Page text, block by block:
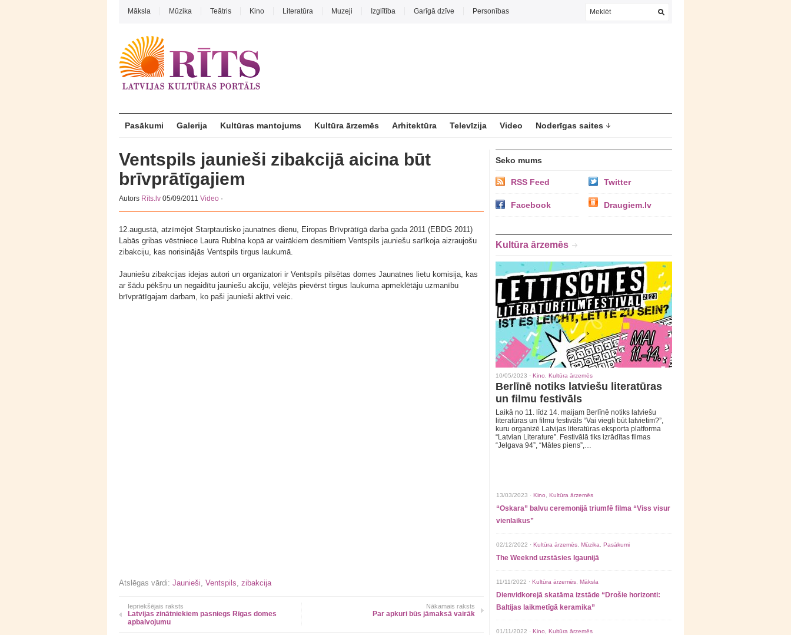
Māksla Mūzika Teātris Kino Literatūra Muzeji Izglītība Garīgā dzīve Personības
Pasākumi Galerija Kultūras mantojums Kultūra ārzemēs Arhitektūra Televīzija Video Noderīgas saites
Ventspils jaunieši zibakcijā aicina būt
brīvprātīgajiem
Autors Rīts.lv 05/09/2011 Video ·
12.augustā, atzīmējot Starptautisko jaunatnes dienu, Eiropas Brīvprātīgā darba gada 2011 (EBDG 2011)
Labās gribas vēstniece Laura Rubīna kopā ar vairākiem desmitiem Ventspils jauniešu sarīkoja aizraujošu
zibakciju, kas norisinājās Ventspils tirgus laukumā.
Jauniešu zibakcijas idejas autori un organizatori ir Ventspils pilsētas domes Jaunatnes lietu komisija, kas
ar šādu pēkšņu un negaidītu jauniešu akciju, vēlējās pievērst tirgus laukuma apmeklētāju uzmanību
brīvprātīgajam darbam, ko paši jaunieši aktīvi veic.
Atslēgas vārdi: Jaunieši, Ventspils, zibakcija
Iepriekšējais raksts
Latvijas zinātniekiem pasniegs Rīgas domes
apbalvojumu
Nākamais raksts
Par apkuri būs jāmaksā vairāk
Seko mums
RSS Feed Twitter
Facebook Draugiem.lv
Kultūra ārzemēs
10/05/2023 · Kino Kultūra ārzemēs
Berlīnē notiks latviešu literatūras
un filmu festivāls
Laikā no 11. līdz 14. maijam Berlīnē notiks latviešu
literatūras un filmu festivāls “Vai viegli būt latvietim?”,
kuru organizē Latvijas literatūras eksporta platforma
“Latvian Literature”. Festivālā tiks izrādītas filmas
“Jelgava 94”, “Mātes piens”,…
13/03/2023 · Kino Kultūra ārzemēs
“Oskara” balvu ceremonijā triumfē filma “Viss visur
vienlaikus”
02/12/2022 · Kultūra ārzemēs Mūzika Pasākumi
The Weeknd uzstāsies Igaunijā
11/11/2022 · Kultūra ārzemēs Māksla
Dienvidkorejā skatāma izstāde “Drošie horizonti:
Baltijas laikmetīgā keramika”
01/11/2022 · Kino Kultūra ārzemēs